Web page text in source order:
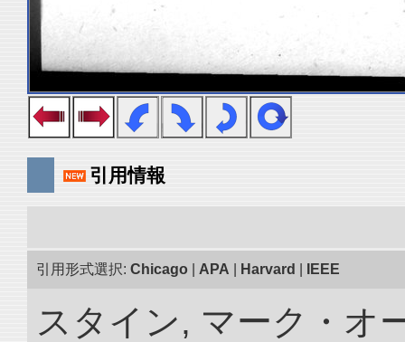
引用情報
引用形式選択: Chicago APA Harvard IEEE
スタイン, マーク・オ